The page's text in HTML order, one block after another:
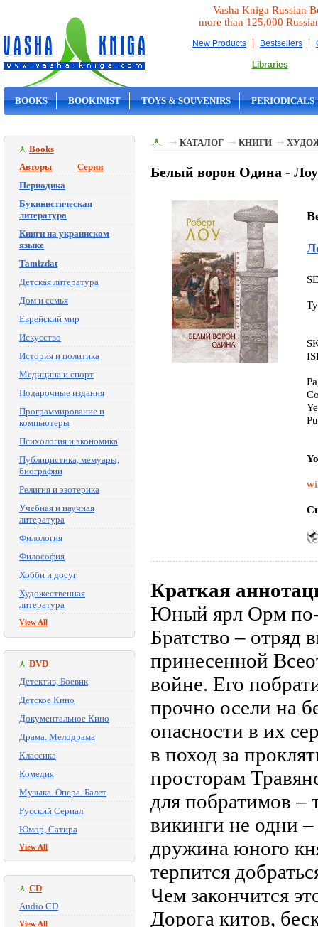
Vasha Kniga Russian
more than 125,000
New Products | Bestsellers |
Libraries
BOOKS BOOKINIST TOYS & SOUVENIRS PERIODICALS
Books
Авторы
Серии
Периодика
Букинистическая
литература
Книги на украинском
языке
Tamizdat
Детская литература
Дом и семья
Еврейский мир
Искусство
История и политика
Медицина и спорт
Подарочные издания
Программирование и
компьютеры
Психология и экономика
Публицистика, мемуары,
биографии
Религия и эзотерика
Учебная и научная
литература
Филология
Философия
Хобби и досуг
Художественная
литература
View All
DVD
Детектив, Боевик
Детское Кино
Документальное Кино
Драма. Мелодрама
Классика
Комедия
Музыка. Опера. Балет
Русский Сериал
Юмор, Сатира
View All
CD
Audio CD
View All
КАТАЛОГ КНИГИ
Белый ворон Одина -
Краткая
Юный ярл Орм по-
Братство – отряд
принесенной
войне. Его
прочно осели на
опасности в их
в поход за
просторам
для побратимов –
викинги не одни
дружина юного
терпится
Чем закончится
Дорога китов,